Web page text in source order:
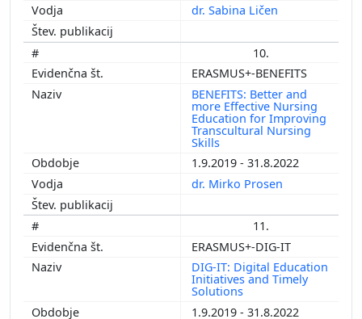
dr. Sabina Ličen
10.
ERASMUS+-BENEFITS
BENEFITS: Better and
more Effective Nursing
Education for Improving
Transcultural Nursing
Skills
1.9.2019 - 31.8.2022
dr. Mirko Prosen
11.
ERASMUS+-DIG-IT
DIG-IT: Digital Education
Initiatives and Timely
Solutions
1.9.2019 - 31.8.2022